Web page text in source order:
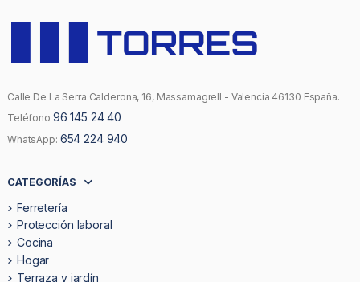
Calle De La Serra Calderona, 16, Massamagrell - Valencia 46130 España.
Teléfono 96 145 24 40
WhatsApp: 654 224 940
CATEGORÍAS
Ferretería
Protección laboral
Cocina
Hogar
Terraza y jardín